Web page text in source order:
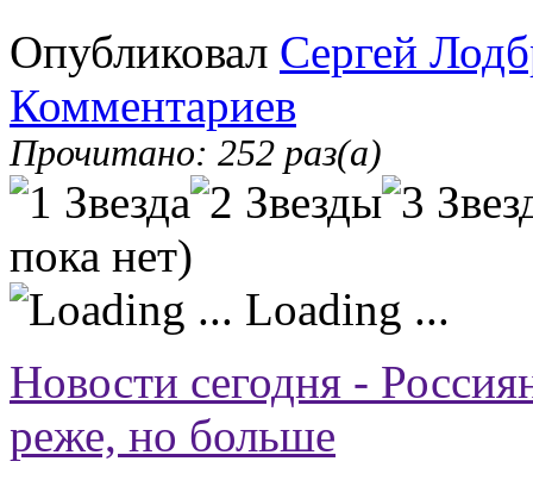
Опубликовал Сергей
Комментариев
Прочитано: 252 раз(а)
пока нет)
Loading ...
Новости сегодня -
реже, но больше